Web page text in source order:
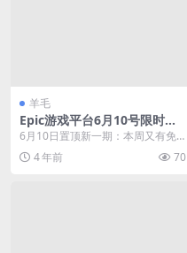
羊毛
Epic游戏平台6月10号限时免
费 食人鲨
6月10日置顶新一期：本周又有免
费游戏领了 《食人鲨》是一款单
人、开放世界动作角...
4 年前 70